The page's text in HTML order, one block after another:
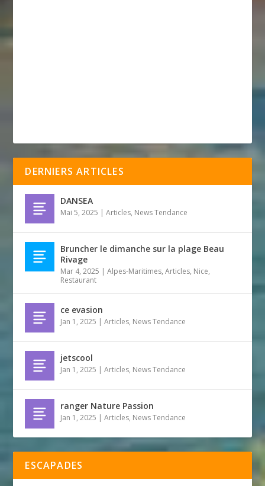
DERNIERS ARTICLES
DANSEA
Mai 5, 2025 |Articles, News Tendance
Bruncher le dimanche sur la plage Beau
Rivage
Mar 4, 2025 |Alpes-Maritimes,Articles, Nice,
Restaurant
ce evasion
Jan 1, 2025 |Articles, News Tendance
jetscool
Jan 1, 2025 |Articles, News Tendance
ranger Nature Passion
Jan 1, 2025 |Articles, News Tendance
ESCAPADES